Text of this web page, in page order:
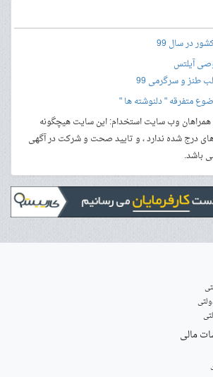
در سال 99
آیلتس
طنز و سرگرمی 99
متفرقه " دلنوشته ها "
همراهان وب سایت استخدام: این سایت هیچگونه
درج شده ندارد ، و تایید صحت و شرکت در آگهی
باشد.
مالی